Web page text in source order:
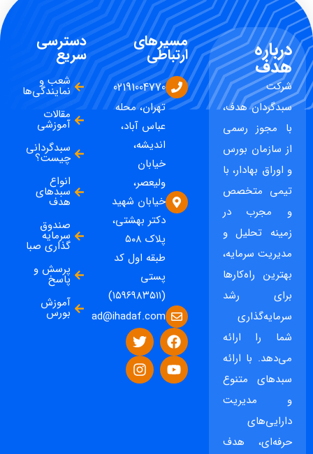
درباره
هدف
شرکت
سبدگردان هدف،
با مجوز رسمی
از سازمان بورس
و اوراق بهادار، با
تیمی متخصص
و مجرب در
زمینه تحلیل و
مدیریت سرمایه،
بهترین راه‌کارها
برای رشد
سرمایه‌گذاری
شما را ارائه
می‌دهد. با ارائه
سبدهای متنوع
و مدیریت
دارایی‌های
حرفه‌ای، هدف
مسیرهای
ارتباطی
02191004770
تهران، محله
عباس آباد،
اندیشه،
خیابان
ولیعصر،
خیابان شهید
دکتر بهشتی،
پلاک ۵۰۸
طبقه اول کد
پستی
(۱۵۹۶۹۸۳۵۱۱)
ad@ihadaf.com
دسترسی
سریع
شعب و
نمایندگی‌ها
مقالات
آموزشی
سبدگردانی
چیست؟
انواع
سبدهای
هدف
صندوق
سرمایه
گذاری صبا
پرسش و
پاسخ
آموزش
بورس